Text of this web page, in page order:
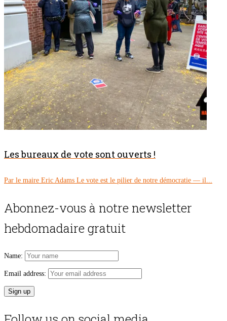
Les bureaux de vote sont ouverts !
Par le maire Eric Adams Le vote est le pilier de notre démocratie — il...
Abonnez-vous à notre newsletter
hebdomadaire gratuit
Name:
Email address: